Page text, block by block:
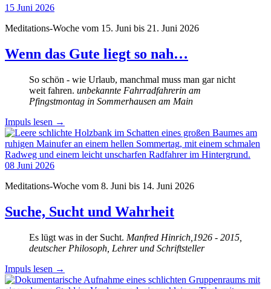
15 Juni 2026
Meditations-Woche vom 15. Juni bis 21. Juni 2026
Wenn das Gute liegt so nah…
So schön - wie Urlaub, manchmal muss man gar nicht
weit fahren. unbekannte Fahrradfahrerin am
Pfingstmontag in Sommerhausen am Main
Impuls lesen →
08 Juni 2026
Meditations-Woche vom 8. Juni bis 14. Juni 2026
Suche, Sucht und Wahrheit
Es lügt was in der Sucht. Manfred Hinrich,1926 - 2015,
deutscher Philosoph, Lehrer und Schriftsteller
Impuls lesen →